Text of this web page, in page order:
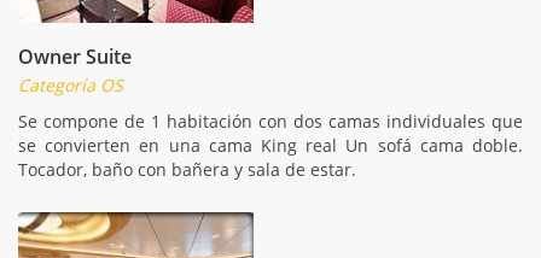
Owner Suite
Categoría OS
Se compone de 1 habitación con dos camas individuales que
se convierten en una cama King real Un sofá cama doble.
Tocador, baño con bañera y sala de estar.